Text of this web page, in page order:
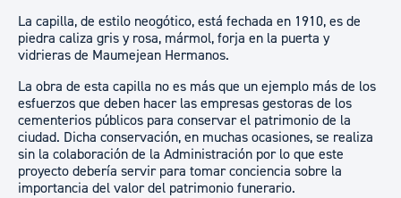
La capilla, de estilo neogótico, está fechada en 1910, es de
piedra caliza gris y rosa, mármol, forja en la puerta y
vidrieras de Maumejean Hermanos.
La obra de esta capilla no es más que un ejemplo más de los
esfuerzos que deben hacer las empresas gestoras de los
cementerios públicos para conservar el patrimonio de la
ciudad. Dicha conservación, en muchas ocasiones, se realiza
sin la colaboración de la Administración por lo que este
proyecto debería servir para tomar conciencia sobre la
importancia del valor del patrimonio funerario.